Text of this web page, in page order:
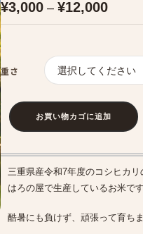
¥3,000 – ¥12,000価
–
重さ
令
和
年
産
シ
お買い物カゴに追加
三重県産令和7年度のコシヒカ
はろの屋で生産しているお米です
酷暑にも負けず、頑張って育ちま